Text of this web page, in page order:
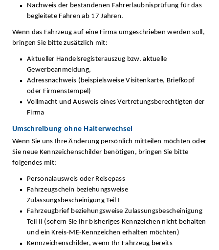
Nachweis der bestandenen Fahrerlaubnisprüfung für das
begleitete Fahren ab 17 Jahren.
Wenn das Fahrzeug auf eine Firma umgeschrieben werden soll,
bringen Sie bitte zusätzlich mit:
Aktueller Handelsregisterauszug bzw. aktuelle
Gewerbeanmeldung,
Adressnachweis (beispielsweise Visitenkarte, Briefkopf
oder Firmenstempel)
Vollmacht und Ausweis eines Vertretungsberechtigten der
Firma
Umschreibung ohne Halterwechsel
Wenn Sie uns Ihre Änderung persönlich mitteilen möchten oder
Sie neue Kennzeichenschilder benötigen, bringen Sie bitte
folgendes mit:
Personalausweis oder Reisepass
Fahrzeugschein beziehungsweise
Zulassungsbescheinigung Teil I
Fahrzeugbrief beziehungsweise Zulassungsbescheinigung
Teil II (sofern Sie Ihr bisheriges Kennzeichen nicht behalten
und ein Kreis-ME-Kennzeichen erhalten möchten)
Kennzeichenschilder, wenn Ihr Fahrzeug bereits